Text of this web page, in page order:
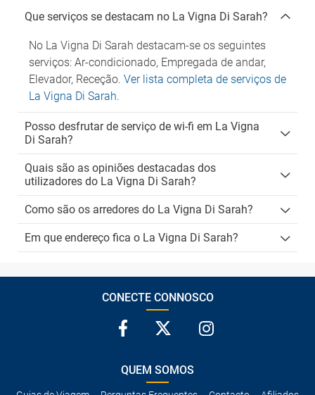
Que serviços se destacam no La Vigna Di Sarah?
No La Vigna Di Sarah destacam-se os seguintes
serviços: Ar-condicionado, Empregada de andar,
Elevador, Receção. Ver lista completa de serviços de
La Vigna Di Sarah.
Posso desfrutar de serviço de wi-fi em La Vigna
Di Sarah?
Quais são as opiniões destacadas dos
utilizadores do La Vigna Di Sarah?
Como são os arredores do La Vigna Di Sarah?
Em que endereço fica o La Vigna Di Sarah?
CONECTE CONNOSCO
QUEM SOMOS